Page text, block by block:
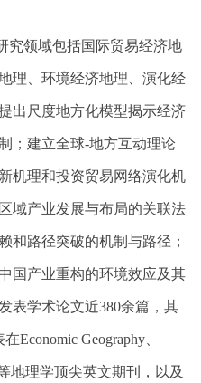
究领域包括国际贸易经济地
理、环境经济地理、演化经
出尺度地方化模型揭示经济
；建立全球-地方互动理论
机理和投资贸易网络演化机
域产业发展与布局的关联法
和路径突破的机制与路径；
国产业重构的环境效应及其
表学术论文近380余篇，其
在Economic Geography
地理学顶尖英文期刊，以及